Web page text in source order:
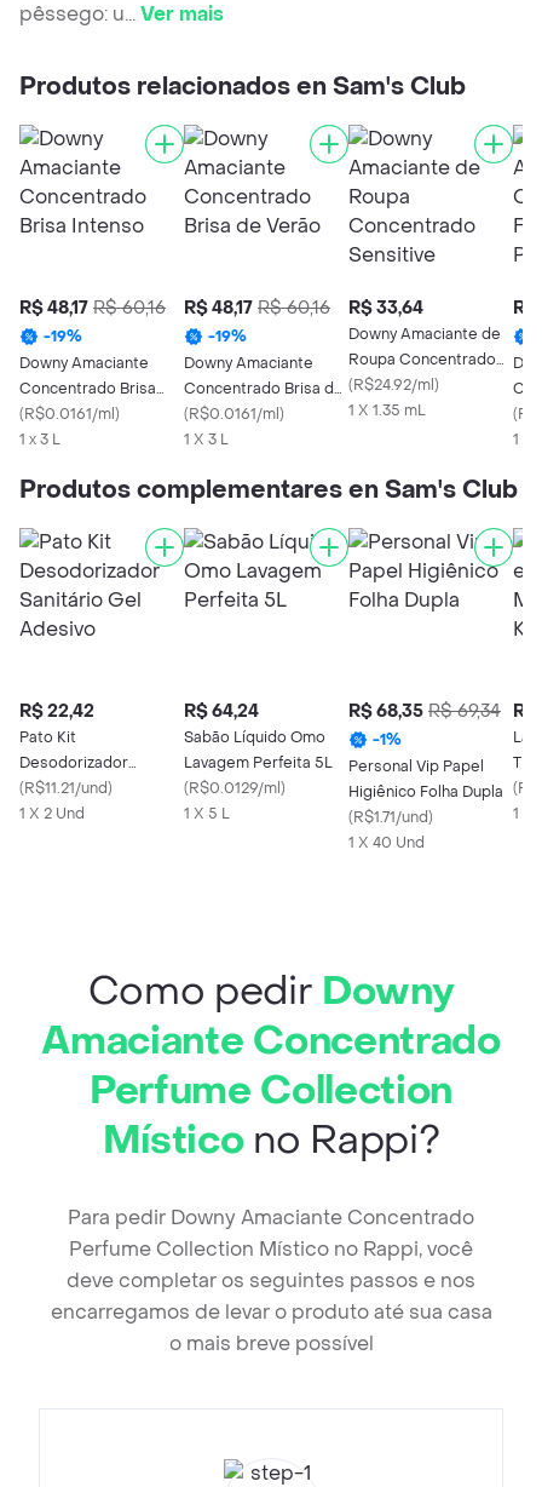
pêssego: u...Ver mais
Produtos relacionados en Sam's Club
R$ 48,17 R$ 60,16
-19%
Downy Amaciante
Concentrado Brisa
Intenso
(R$0.0161/ml)
1 x 3 L
R$ 48,17 R$ 60,16
-19%
Downy Amaciante
Concentrado Brisa de
Verão
(R$0.0161/ml)
1 X 3 L
R$ 33,64
Downy Amaciante de
Roupa Concentrado
Sensitive
(R$24.92/ml)
1 X 1.35 mL
R$
da
(
1 X
Produtos complementares en Sam's Club
R$ 22,42
Pato Kit
Desodorizador
Sanitário Gel Adesivo
(R$11.21/und)
1 X 2 Und
R$ 64,24
Sabão Líquido Omo
Lavagem Perfeita 5L
(R$0.0129/ml)
1 X 5 L
R$ 68,35 R$ 69,34
-1%
Personal Vip Papel
Higiênico Folha Dupla
(R$1.71/und)
1 X 40 Und
R$
(
1 X
Como pedir Downy
Amaciante Concentrado
Perfume Collection
Místicono Rappi?
Para pedir Downy Amaciante Concentrado
Perfume Collection Místico no Rappi, você
deve completar os seguintes passos e nos
encarregamos de levar o produto até sua casa
o mais breve possível